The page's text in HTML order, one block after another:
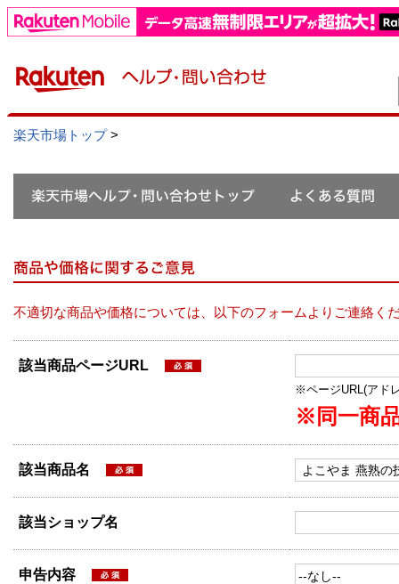
楽天市場トップ>
不適切な商品や価格については、以下のフォームよりご連絡く
該当商品ページURL
※ページURL(アド
※同一商
該当商品名
該当ショップ名
申告内容